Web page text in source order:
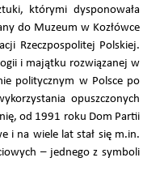
którymi dysponowała
do Muzeum w Kozłówce
Rzeczpospolitej Polskiej.
i majątku rozwiązanej w
politycznym w Polsce po
opuszczonych
od 1991 roku Dom Partii
i na wiele lat stał się m.in.
– jednego z symboli